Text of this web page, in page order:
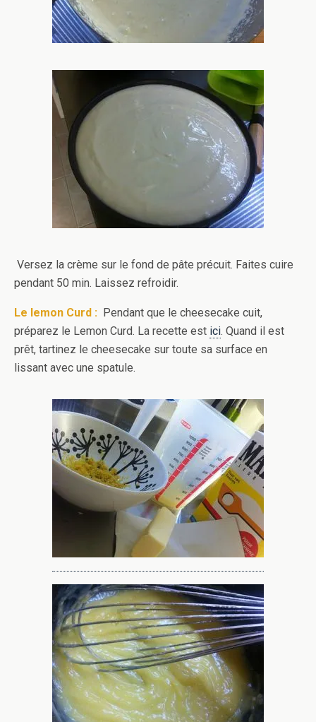
Versez la crème sur le fond de pâte précuit. Faites cuire
pendant 50 min. Laissez refroidir.
Le lemon Curd : Pendant que le cheesecake cuit,
préparez le Lemon Curd. La recette est ici. Quand il est
prêt, tartinez le cheesecake sur toute sa surface en
lissant avec une spatule.